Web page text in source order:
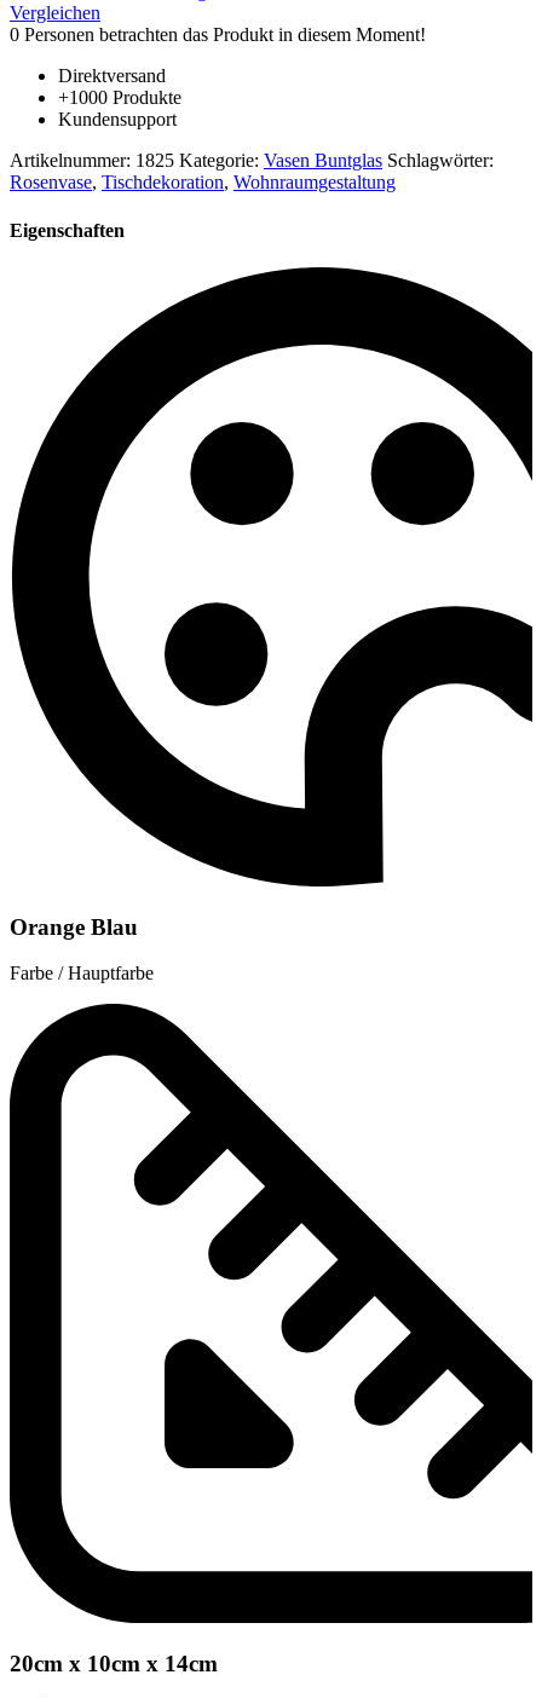
mehrfarbig
marmoriert
mit
optischen
Details
mundgeblasen
Glas
Höhe
15
cm
Vergleichen
0 Personen betrachten das Produkt in diesem Moment!
Direktversand
+1000 Produkte
Kundensupport
Artikelnummer: 1825 Kategorie: Vasen Buntglas Schlagwörter:
Rosenvase, Tischdekoration, Wohnraumgestaltung
Eigenschaften
Orange Blau
Farbe / Hauptfarbe
20cm x 10cm x 14cm